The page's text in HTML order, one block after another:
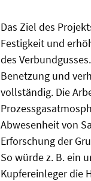
Das Ziel des
Festigkeit und
des
Benetzung und
vollständig. Die
Abwesenheit von
Erforschung der
So würde z. B. ein
Kupfereinleger die